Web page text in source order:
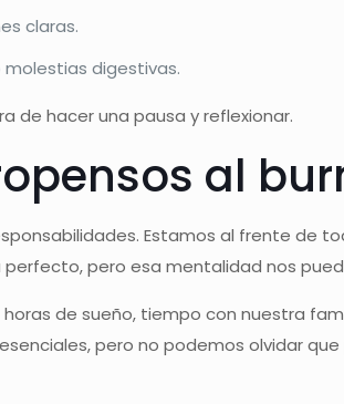
claras.
digestivas.
de hacer una pausa y reflexionar.
al
Estamos al frente de
pero esa mentalidad nos
de sueño, tiempo con nuestra
pero no podemos olvidar